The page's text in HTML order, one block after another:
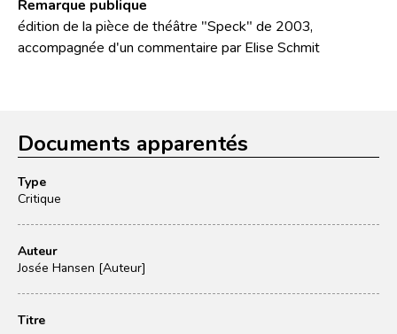
Remarque publique
édition de la pièce de théâtre "Speck" de 2003,
accompagnée d'un commentaire par Elise Schmit
Documents apparentés
Type
Critique
Auteur
Josée Hansen [Auteur]
Titre